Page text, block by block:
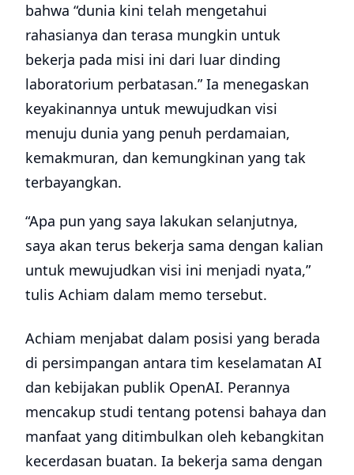
bahwa “dunia kini telah mengetahui
rahasianya dan terasa mungkin untuk
bekerja pada misi ini dari luar dinding
laboratorium perbatasan.” Ia menegaskan
keyakinannya untuk mewujudkan visi
menuju dunia yang penuh perdamaian,
kemakmuran, dan kemungkinan yang tak
terbayangkan.
“Apa pun yang saya lakukan selanjutnya,
saya akan terus bekerja sama dengan kalian
untuk mewujudkan visi ini menjadi nyata,”
tulis Achiam dalam memo tersebut.
Achiam menjabat dalam posisi yang berada
di persimpangan antara tim keselamatan AI
dan kebijakan publik OpenAI. Perannya
mencakup studi tentang potensi bahaya dan
manfaat yang ditimbulkan oleh kebangkitan
kecerdasan buatan. Ia bekerja sama dengan